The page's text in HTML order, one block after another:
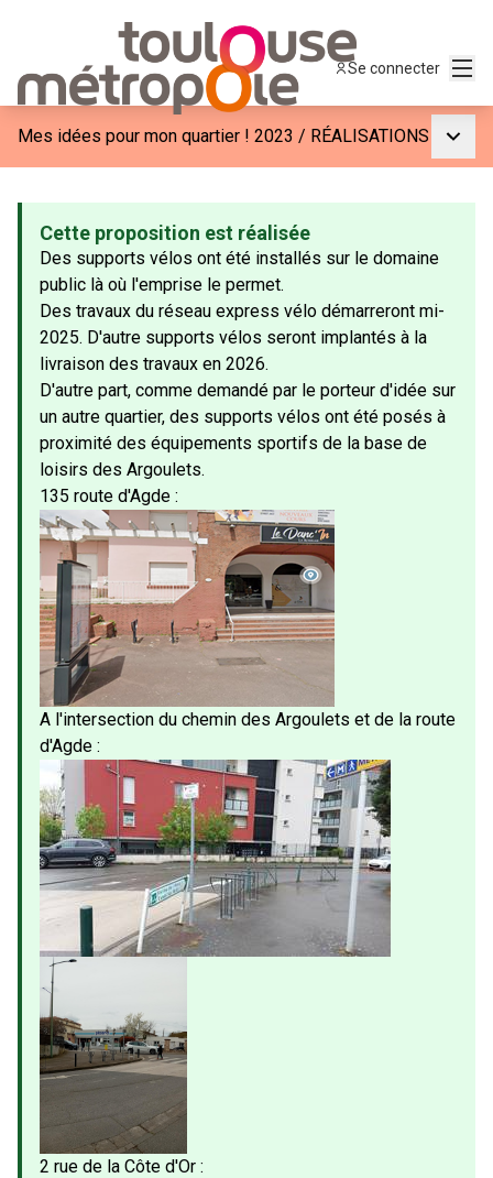
Se connecter
Mes idées pour mon quartier ! 2023 / RÉALISATIONS
Cette proposition est réalisée
Des supports vélos ont été installés sur le domaine
public là où l'emprise le permet.
Des travaux du réseau express vélo démarreront mi-
2025. D'autre supports vélos seront implantés à la
livraison des travaux en 2026.
D'autre part, comme demandé par le porteur d'idée sur
un autre quartier, des supports vélos ont été posés à
proximité des équipements sportifs de la base de
loisirs des Argoulets.
135 route d'Agde :
A l'intersection du chemin des Argoulets et de la route
d'Agde :
2 rue de la Côte d'Or :